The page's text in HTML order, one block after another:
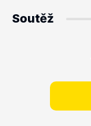
Soutěž